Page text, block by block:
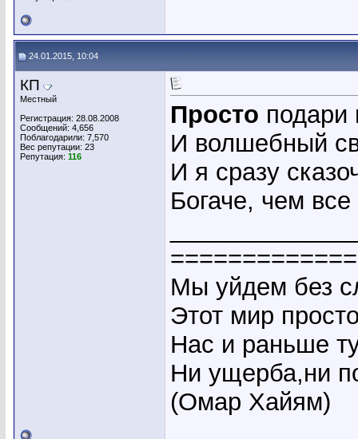
24.01.2015, 10:04
КП
Местный
Регистрация: 28.08.2008
Сообщений: 4,656
Поблагодарили: 7,570
Вес репутации: 23
Репутация: 116
Просто подари
И волшебный
И я сразу
Богаче, чем
Мы уйдем без
Этот мир
Нас и раньше
Ни ущерба,ни
(Омар Хайям)